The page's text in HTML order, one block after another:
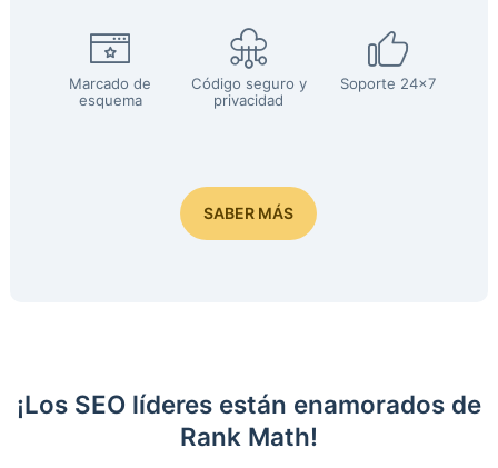
Marcado de
esquema
Código seguro y
privacidad
Soporte 24x7
SABER MÁS
¡Los SEO líderes están enamorados de
Rank Math!